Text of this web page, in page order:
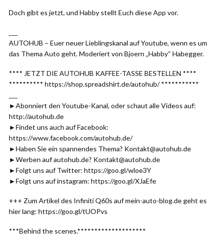
Doch gibt es jetzt, und Habby stellt Euch diese App vor.
AUTOHUB – Euer neuer Lieblingskanal auf Youtube, wenn es um
das Thema Auto geht. Moderiert von Bjoern „Habby“ Habegger.
**** JETZT DIE AUTOHUB KAFFEE-TASSE BESTELLEN ****
********** https://shop.spreadshirt.de/autohub/ ***********
►Abonniert den Youtube-Kanal, oder schaut alle Videos auf:
http://autohub.de
►Findet uns auch auf Facebook:
https://www.facebook.com/autohub.de/
►Haben Sie ein spannendes Thema? Kontakt@autohub.de
►Werben auf autohub.de? Kontakt@autohub.de
►Folgt uns auf Twitter: https://goo.gl/wloe3Y
►Folgt uns auf instagram: https://goo.gl/XJaEfe
+++ Zum Artikel des Infiniti Q60s auf mein-auto-blog.de geht es
hier lang: https://goo.gl/tUOPvs
***Behind the scenes.********************